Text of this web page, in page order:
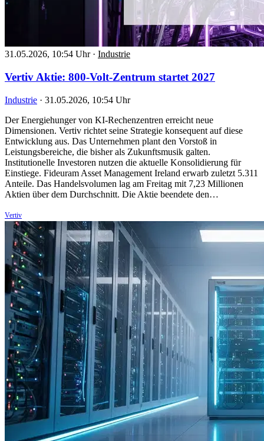
31.05.2026, 10:54 Uhr · Industrie
Vertiv Aktie: 800-Volt-Zentrum startet 2027
Industrie · 31.05.2026, 10:54 Uhr
Der Energiehunger von KI-Rechenzentren erreicht neue
Dimensionen. Vertiv richtet seine Strategie konsequent auf diese
Entwicklung aus. Das Unternehmen plant den Vorstoß in
Leistungsbereiche, die bisher als Zukunftsmusik galten.
Institutionelle Investoren nutzen die aktuelle Konsolidierung für
Einstiege. Fideuram Asset Management Ireland erwarb zuletzt 5.311
Anteile. Das Handelsvolumen lag am Freitag mit 7,23 Millionen
Aktien über dem Durchschnitt. Die Aktie beendete den…
Vertiv